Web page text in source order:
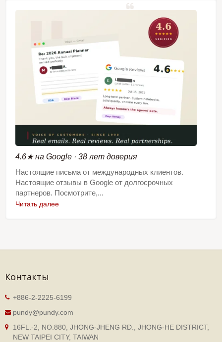
4.6★ на Google · 38 лет доверия
Настоящие письма от международных клиентов.
Настоящие отзывы в Google от долгосрочных
партнеров. Посмотрите,...
Читать далее
Контакты
+886-2-2225-6199
pundy@pundy.com
16FL.-2, NO.880, JHONG-JHENG RD., JHONG-HE DISTRICT,
NEW TAIPEI CITY, TAIWAN